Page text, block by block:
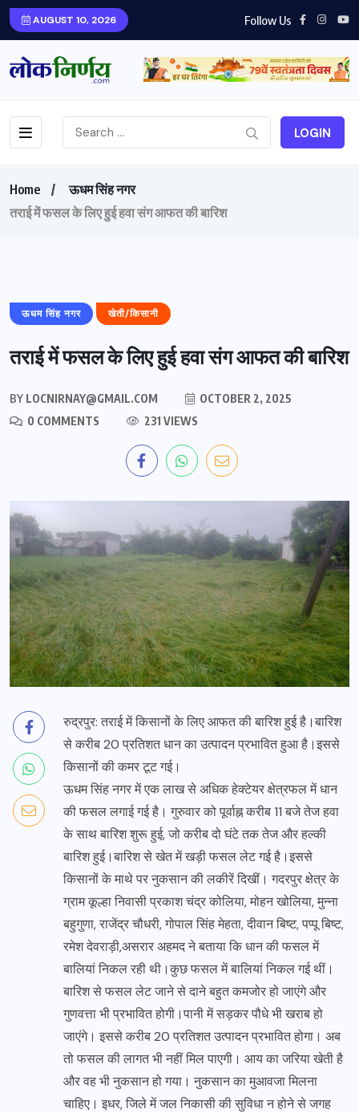
AUGUST 10, 2026 Follow Us
LOGIN
Home
ऊधम सिंह नगर
तराई में फसल के लिए हुई हवा संग आफत की बारिश
ऊधम सिंह नगर खेती/किसानी
तराई में फसल के लिए हुई हवा संग आफत की बारिश
BY LOCNIRNAY@GMAIL.COM
OCTOBER 2, 2025
0 COMMENTS
231 VIEWS
रुद्रपुर: तराई में किसानों के लिए आफत की बारिश हुई है।बारिश
से करीब 20 प्रतिशत धान का उत्पादन प्रभावित हुआ है।इससे
किसानों की कमर टूट गई।
ऊधम सिंह नगर में एक लाख से अधिक हेक्टेयर क्षेत्रफल में धान
की फसल लगाई गई है। गुरुवार को पूर्वाह्न करीब 11 बजे तेज हवा
के साथ बारिश शुरू हुई, जो करीब दो घंटे तक तेज और हल्की
बारिश हुई।बारिश से खेत में खड़ी फसल लेट गई है।इससे
किसानों के माथे पर नुकसान की लकीरें दिखीं। गदरपुर क्षेत्र के
ग्राम कूल्हा निवासी प्रकाश चंद्र कोलिया, मोहन खोलिया, मुन्ना
बहुगुणा, राजेंद्र चौधरी, गोपाल सिंह मेहता, दीवान बिष्ट, पप्पू बिष्ट,
रमेश देवराड़ी,असरार अहमद ने बताया कि धान की फसल में
बालियां निकल रही थी।कुछ फसल में बालियां निकल गई थीं।
बारिश से फसल लेट जाने से दाने बहुत कमजोर हो जाएंगे और
गुणवत्ता भी प्रभावित होगी।पानी में सड़कर पौधे भी खराब हो
जाएंगे। इससे करीब 20 प्रतिशत उत्पादन प्रभावित होगा। अब
तो फसल की लागत भी नहीं मिल पाएगी। आय का जरिया खेती है
और वह भी नुकसान हो गया। नुकसान का मुआवजा मिलना
चाहिए। इधर, जिले में जल निकासी की सुविधा न होने से जगह